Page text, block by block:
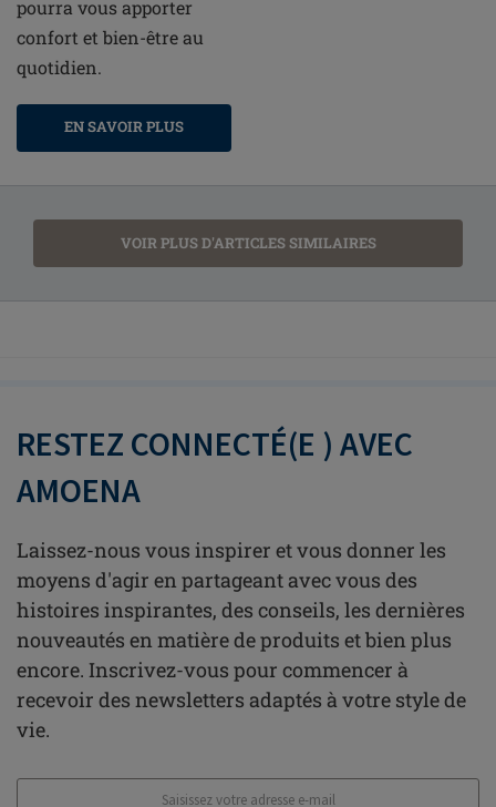
pourra vous apporter
confort et bien-être au
quotidien.
EN SAVOIR PLUS
VOIR PLUS D'ARTICLES SIMILAIRES
RESTEZ CONNECTÉ(E ) AVEC
AMOENA
Laissez-nous vous inspirer et vous donner les
moyens d'agir en partageant avec vous des
histoires inspirantes, des conseils, les dernières
nouveautés en matière de produits et bien plus
encore. Inscrivez-vous pour commencer à
recevoir des newsletters adaptés à votre style de
vie.